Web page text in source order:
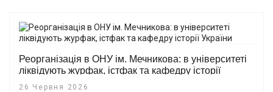
Реорганізація в ОНУ ім. Мечникова: в університеті
ліквідують журфак, істфак та кафедру історії
України
26 Червня 2026